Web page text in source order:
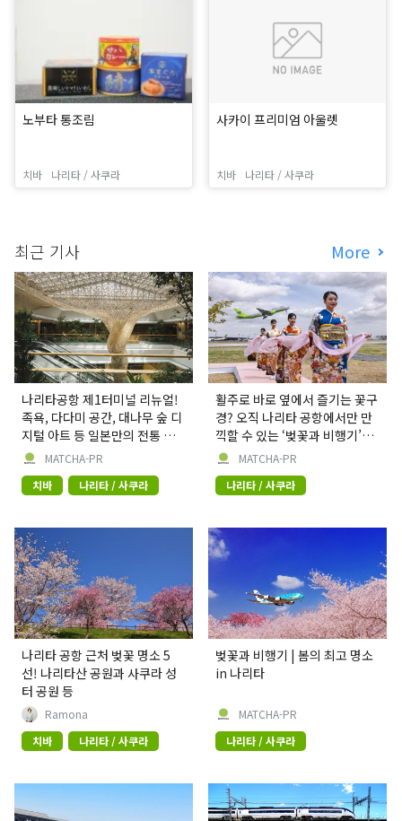
노부타 통조림
치바 나리타 / 사쿠라
사카이 프리미엄 아울렛
치바 나리타 / 사쿠라
최근 기사 More
나리타공항 제1터미널 리뉴얼!
족욕, 다다미 공간, 대나무 숲 디
지털 아트 등 일본만의 전통 문
화와 첨단 기술의 융합을 선보이
다
MATCHA-PR
치바
나리타 / 사쿠라
활주로 바로 옆에서 즐기는 꽃구
경? 오직 나리타 공항에서만 만
끽할 수 있는 ‘벚꽃과 비행기’의
극상 세리머니, 그 현장 리포트
MATCHA-PR
나리타 / 사쿠라
나리타 공항 근처 벚꽃 명소 5
선! 나리타산 공원과 사쿠라 성
터 공원 등
Ramona
치바
나리타 / 사쿠라
벚꽃과 비행기 | 봄의 최고 명소
in 나리타
MATCHA-PR
나리타 / 사쿠라